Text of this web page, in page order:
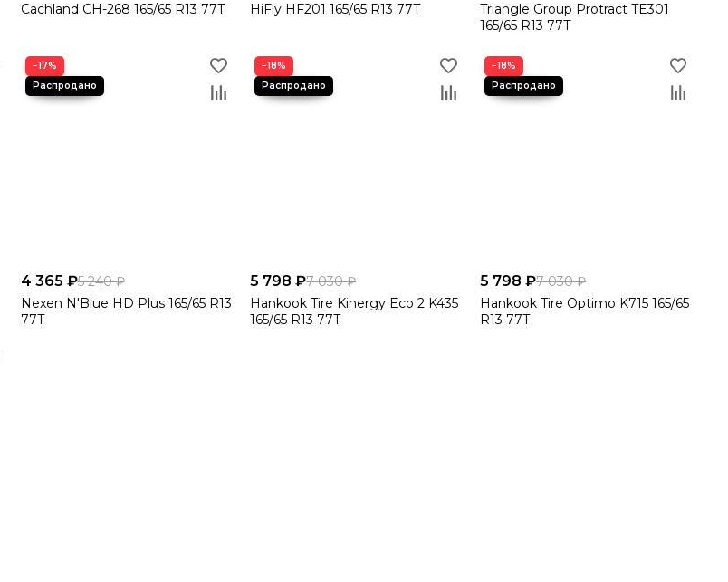
Cachland CH-268 165/65 R13 77T
HiFly HF201 165/65 R13 77T
Triangle Group Protract TE301
165/65 R13 77T
−17%
4 365 ₽5 240 ₽
Nexen N'Blue HD Plus 165/65 R13
77T
−18%
5 798 ₽7 030 ₽
Hankook Tire Kinergy Eco 2 K435
165/65 R13 77T
−18%
5 798 ₽7 030 ₽
Hankook Tire Optimo K715 165/65
R13 77T